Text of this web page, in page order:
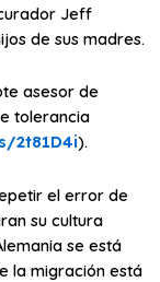
Jeff
de sus madres.
asesor de
tolerancia
2t81D4i).
el error de
su cultura
se está
la migración está